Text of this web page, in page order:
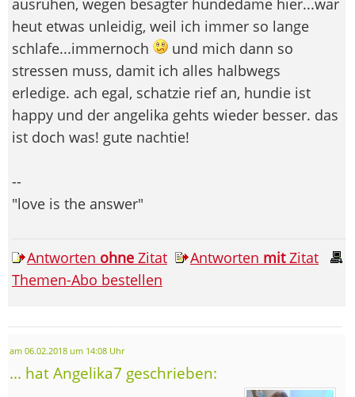
heut etwas unleidig, weil ich immer so lange
schlafe...immernoch
und mich dann so
stressen muss, damit ich alles halbwegs
erledige. ach egal, schatzie rief an, hundie ist
happy und der angelika gehts wieder besser. das
ist doch was! gute nachtie!
--
"love is the answer"
Antworten ohne Zitat Antworten mitZitat
Themen-Abo bestellen
am 06.02.2018 um 14:08 Uhr
... hat Angelika7 geschrieben: